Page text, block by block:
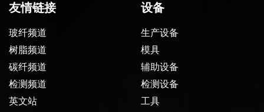
友情链接
玻纤频道
树脂频道
碳纤频道
检测频道
英文站
设备
生产设备
模具
辅助设备
检测设备
工具